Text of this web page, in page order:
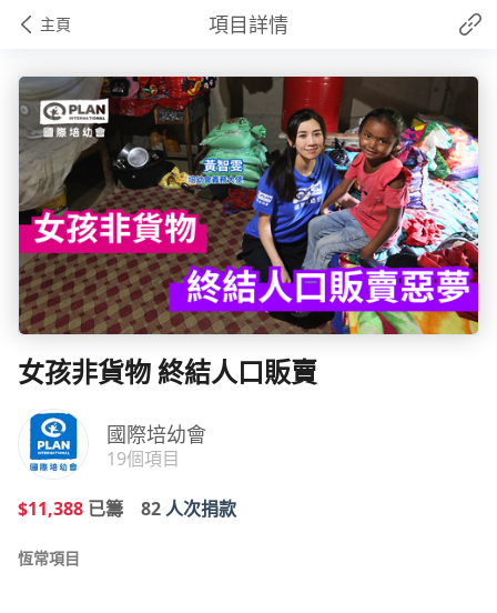
主頁 項目詳情
女孩非貨物 終結人口販賣
國際培幼會
19個項目
$11,388 已籌 82人次捐款
恆常項目